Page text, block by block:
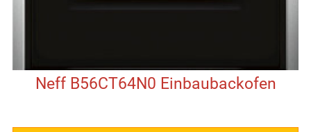
Neff B56CT64N0 Einbaubackofen